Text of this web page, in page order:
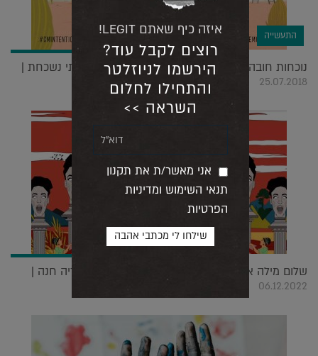
התעשייה
נוכחות חובה: פנינות, אישון לילה וסדרת ספרים בלתי נשכחת |
25.07.2018
שלום מילה א': ריאיון חגיגי עם אמנית המילים ויקטוריה חנה |
06.12.2022
איזה כיף שאתם LEGIT!
רוצים לקבל עוד?
הירשמו לניוזלטר
והתחילו לחלום
השראה >>
אני מאשר/ת את תקנון
תנאי השימוש ומדיניות
הפרטיות